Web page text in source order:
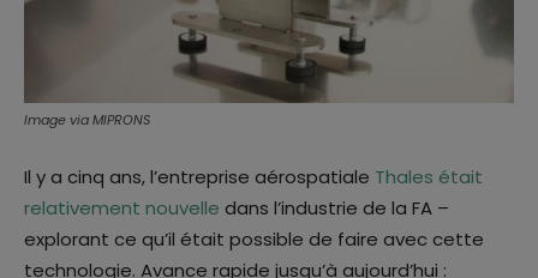
Image via MIPRONS
Il y a cinq ans, l’entreprise aérospatiale Thales était
relativement nouvelle dans l’industrie de la FA –
explorant ce qu’il était possible de faire avec cette
technologie. Avance rapide jusqu’à aujourd’hui :